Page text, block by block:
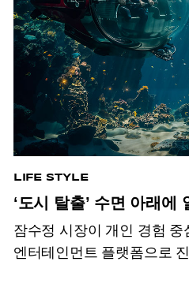
LIFE STYLE
‘도시 탈출’ 수면 아래에
잠수정 시장이 개인 경험 중
엔터테인먼트 플랫폼으로